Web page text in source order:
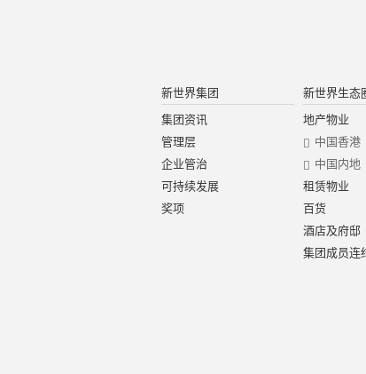
新世界集团
集团资讯
管理层
企业管治
可持续发展
奖项
新世界生态
地产物业
中国香港
中国内地
租赁物业
百货
酒店及府邸
集团成员连